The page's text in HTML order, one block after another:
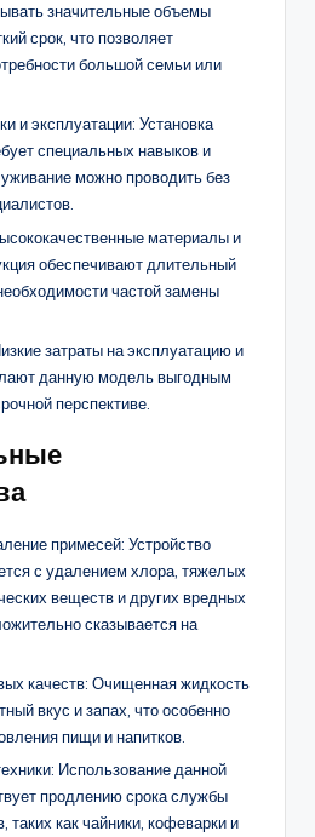
значительные объемы
срок, что позволяет
большой семьи или
и эксплуатации: Установка
специальных навыков и
можно проводить без
материалы и
обеспечивают длительный
частой замены
затраты на эксплуатацию и
данную модель выгодным
перспективе.
примесей: Устройство
с удалением хлора, тяжелых
веществ и других вредных
сказывается на
качеств: Очищенная жидкость
вкус и запах, что особенно
пищи и напитков.
Использование данной
продлению срока службы
таких как чайники, кофеварки и